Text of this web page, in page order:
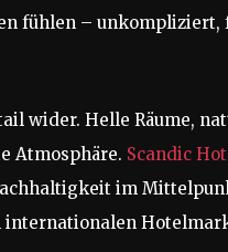
fühlen – unkompliziert,
wider. Helle Räume,
Atmosphäre. Scandic
im
internationalen